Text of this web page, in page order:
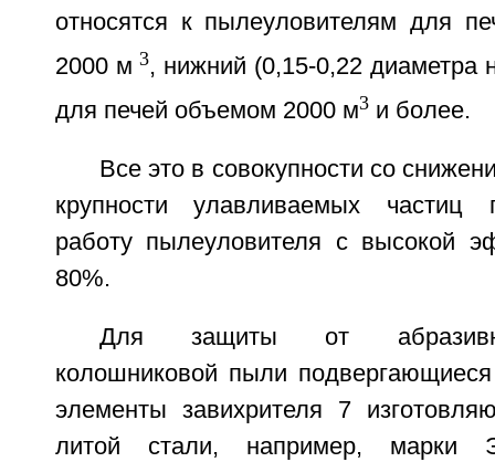
относятся к пылеуловителям для
2000 м 3, нижний (0,15-0,22 диаметра
для печей объемом 2000 м3и более.
Все это в совокупности со
крупности улавливаемых частиц
работу пылеуловителя с высокой
80%.
Для защиты от
колошниковой пыли
элементы завихрителя 7
литой стали, например, марки